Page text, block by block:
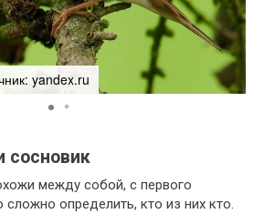
yandex.ru
сосновик
между собой, с первого
сложно определить, кто из них кто.